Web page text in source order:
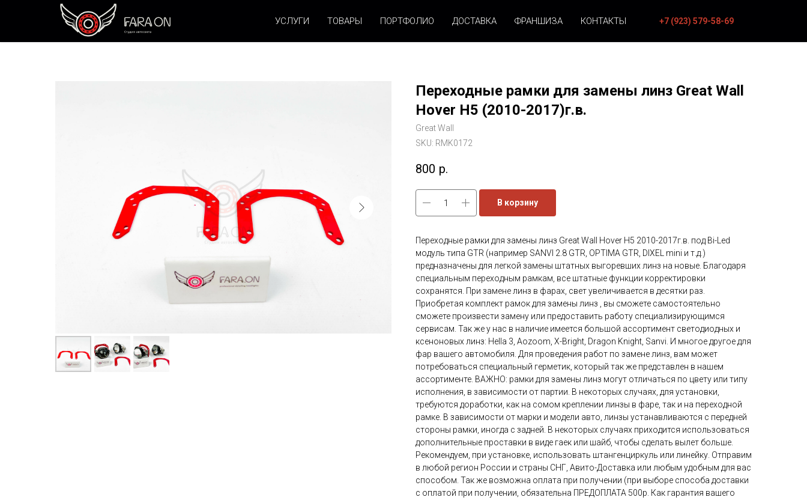
УСЛУГИ ТОВАРЫ ПОРТФОЛИО ДОСТАВКА ФРАНШИЗА КОНТАКТЫ +7 (923) 579-58-69
Переходные рамки для замены линз Great Wall
Hover H5 (2010-2017)г.в.
Great Wall
SKU: RMK0172
800 р.
В корзину
Переходные рамки для замены линз Great Wall Hover H5 2010-2017г.в. под Bi-Led
модуль типа GTR (например SANVI 2.8 GTR, OPTIMA GTR, DIXEL mini и т.д.)
предназначены для легкой замены штатных выгоревших линз на новые. Благодаря
специальным переходным рамкам, все штатные функции корректировки
сохранятся. При замене линз в фарах, свет увеличивается в десятки раз.
Приобретая комплект рамок для замены линз , вы сможете самостоятельно
сможете произвести замену или предоставить работу специализирующимся
сервисам. Так же у нас в наличие имеется большой ассортимент светодиодных и
ксеноновых линз: Hella 3, Aozoom, X-Bright, Dragon Knight, Sanvi. И многое другое для
фар вашего автомобиля. Для проведения работ по замене линз, вам может
потребоваться специальный герметик, который так же представлен в нашем
ассортименте. ВАЖНО: рамки для замены линз могут отличаться по цвету или типу
исполнения, в зависимости от партии. В некоторых случаях, для установки,
требуются доработки, как на сомом креплении линзы в фаре, так и на переходной
рамке. В зависимости от марки и модели авто, линзы устанавливаются с передней
стороны рамки, иногда с задней. В некоторых случаях приходится использоваться
дополнительные проставки в виде гаек или шайб, чтобы сделать вылет больше.
Рекомендуем, при установке, использовать штангенциркуль или линейку. Отправим
в любой регион России и страны СНГ, Авито-Доставка или любым удобным для вас
способом. Так же возможна оплата при получении (при выборе способа доставки
с оплатой при получении, обязательна ПРЕДОПЛАТА 500р. Как гарантия вашего